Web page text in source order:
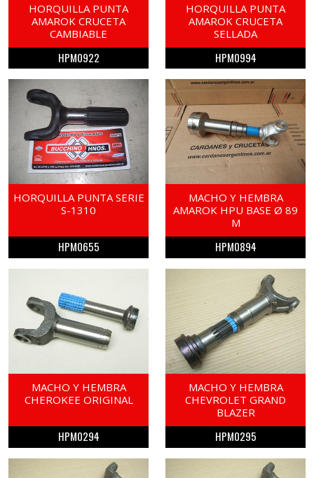
HORQUILLA PUNTA
AMAROK CRUCETA
CAMBIABLE
HPM0922
HORQUILLA PUNTA
AMAROK CRUCETA
SELLADA
HPM0994
HORQUILLA PUNTA SERIE
S-1310
HPM0655
MACHO Y HEMBRA
AMAROK HPU BASE Ø 89
M
HPM0894
MACHO Y HEMBRA
CHEROKEE ORIGINAL
HPM0294
MACHO Y HEMBRA
CHEVROLET GRAND
BLAZER
HPM0295